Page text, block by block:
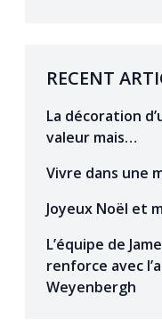
RECENT
La décoration
valeur mais…
Vivre dans une
Joyeux Noël et
L’équipe de
renforce avec
Weyenbergh